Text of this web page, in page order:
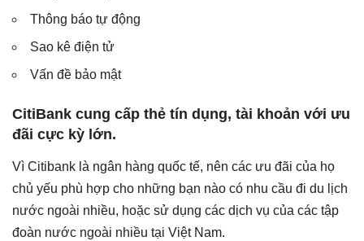
Thông báo tự động
Sao kê điện tử
Vấn đề bảo mật
CitiBank cung cấp thẻ tín dụng, tài khoản với ưu
đãi cực kỳ lớn.
Vì Citibank là ngân hàng quốc tế, nên các ưu đãi của họ
chủ yếu phù hợp cho những bạn nào có nhu cầu đi du lịch
nước ngoài nhiều, hoặc sử dụng các dịch vụ của các tập
đoàn nước ngoài nhiều tại Việt Nam.